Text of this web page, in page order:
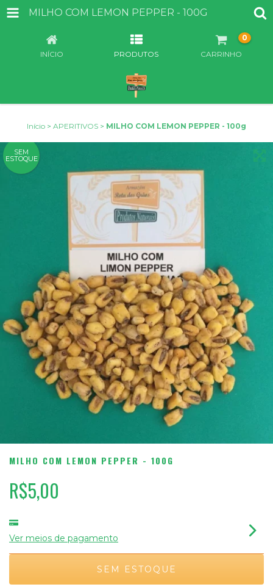
MILHO COM LEMON PEPPER - 100G
INÍCIO PRODUTOS CARRINHO
0
Início > APERITIVOS > MILHO COM LEMON PEPPER - 100g
SEM
ESTOQUE
MILHO COM LEMON PEPPER - 100G
R$5,00
Ver meios de pagamento